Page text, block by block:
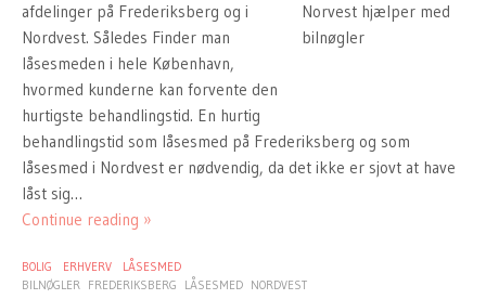
afdelinger på Frederiksberg og i
Nordvest. Således Finder man
låsesmeden i hele København,
hvormed kunderne kan forvente den
hurtigste behandlingstid. En hurtig
behandlingstid som låsesmed på Frederiksberg og som
låsesmed i Nordvest er nødvendig, da det ikke er sjovt at have
låst sig…
Continue reading »
BOLIG ERHVERV
LÅSESMED
BILNØGLER
FREDERIKSBERG LÅSESMED NORDVEST